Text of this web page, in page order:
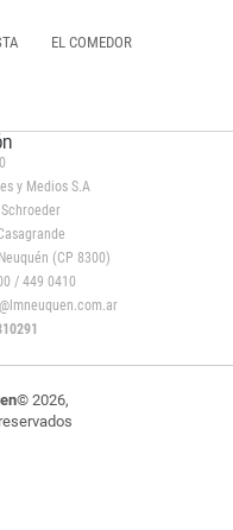
EL COMEDOR
y Medios S.A
(CP 8300)
/ 449 0410
© 2026,